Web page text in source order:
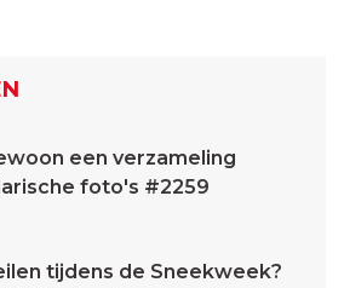
een verzameling
foto's #2259
tijdens de Sneekweek?